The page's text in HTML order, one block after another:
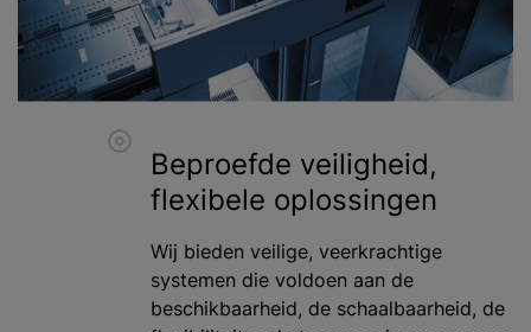
Beproefde veiligheid,
flexibele oplossingen
Wij bieden veilige, veerkrachtige
systemen die voldoen aan de
beschikbaarheid, de schaalbaarheid, de